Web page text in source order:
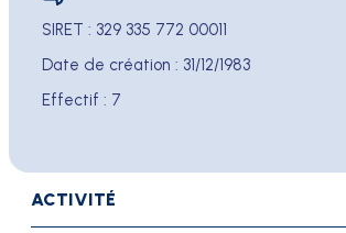
SIRET : 329 335 772 00011
Date de création : 31/12/1983
Effectif : 7
ACTIVITÉ